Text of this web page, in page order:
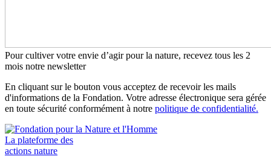
Pour cultiver votre envie d’agir pour la nature, recevez tous les 2
mois notre newsletter
En cliquant sur le bouton vous acceptez de recevoir les mails
d'informations de la Fondation. Votre adresse électronique sera gérée
en toute sécurité conformément à notre politique de confidentialité.
La plateforme des
actions nature